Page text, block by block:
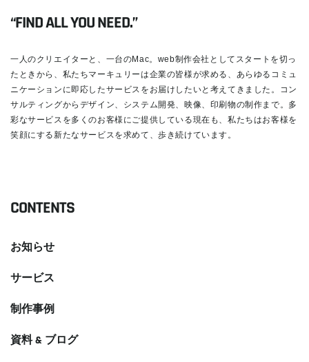
“FIND ALL YOU NEED.”
一人のクリエイターと、一台のMac。web制作会社としてスタートを切っ
たときから、私たちマーキュリーは企業の皆様が求める、あらゆるコミュ
ニケーションに即応したサービスをお届けしたいと考えてきました。コン
サルティングからデザイン、システム開発、映像、印刷物の制作まで。多
彩なサービスを多くのお客様にご提供している現在も、私たちはお客様を
笑顔にする新たなサービスを求めて、歩き続けています。
CONTENTS
お知らせ
サービス
制作事例
資料 & ブログ